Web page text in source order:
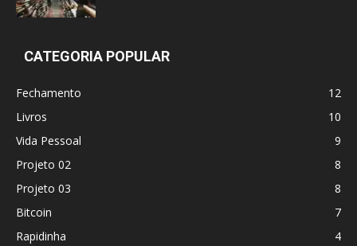
CATEGORIA POPULAR
Fechamento
12
Livros
10
Vida Pessoal
9
Projeto 02
8
Projeto 03
8
Bitcoin
7
Rapidinha
4